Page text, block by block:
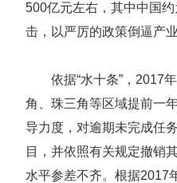
500亿元左右，其中中国
击，以严厉的政策倒逼产
依据“水十条”，2017年
角、珠三角等区域提前一
导力度，对逾期未完成任
目，并依照有关规定撤销
水平参差不齐。根据2017